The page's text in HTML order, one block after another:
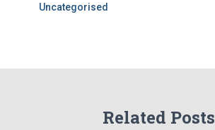
Uncategorised
Related Posts